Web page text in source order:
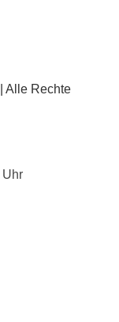
Alle Rechte
Uhr